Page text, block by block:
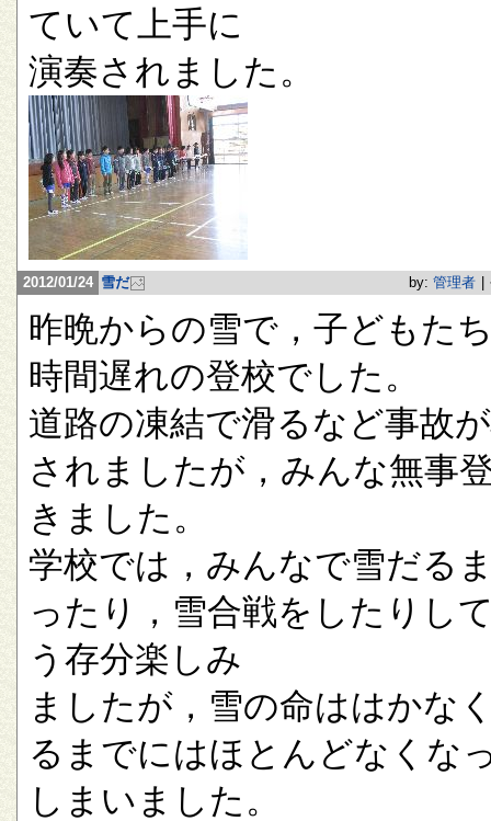
ていて上手に
演奏されました。
2012/01/24 雪だ by: 管理者
昨晩からの雪で，子どもた
時間遅れの登校でした。
道路の凍結で滑るなど事故
されましたが，みんな無事
きました。
学校では，みんなで雪だる
ったり，雪合戦をしたりし
う存分楽しみ
ましたが，雪の命ははかな
るまでにはほとんどなくな
しまいました。